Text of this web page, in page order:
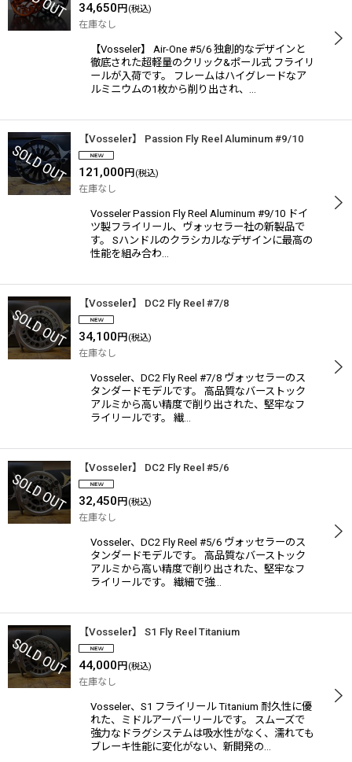
34,650 円 (税込)
在庫なし
【Vosseler】 Air-One #5/6 独創的なデザインと
徹底された超軽量のクリック&ポール式 フライリ
ールが入荷です。 フレームはハイグレードなア
ルミニウムの1枚から削り出され、…
【Vosseler】 Passion Fly Reel Aluminum #9/10
121,000 円 (税込)
在庫なし
Vosseler Passion Fly Reel Aluminum #9/10 ドイ
ツ製フライリール、ヴォッセラー社の新製品で
す。 Sハンドルのクラシカルなデザインに最高の
性能を組み合わ…
【Vosseler】 DC2 Fly Reel #7/8
34,100 円 (税込)
在庫なし
Vosseler、DC2 Fly Reel #7/8 ヴォッセラーのス
タンダードモデルです。 高品質なバーストック
アルミから高い精度で削り出された、堅牢なフ
ライリールです。 繊…
【Vosseler】 DC2 Fly Reel #5/6
32,450 円 (税込)
在庫なし
Vosseler、DC2 Fly Reel #5/6 ヴォッセラーのス
タンダードモデルです。 高品質なバーストック
アルミから高い精度で削り出された、堅牢なフ
ライリールです。 繊細で強…
【Vosseler】 S1 Fly Reel Titanium
44,000 円 (税込)
在庫なし
Vosseler、S1 フライリール Titanium 耐久性に優
れた、ミドルアーバーリールです。 スムーズで
強力なドラグシステムは吸水性がなく、濡れても
ブレーキ性能に変化がない、新開発の…